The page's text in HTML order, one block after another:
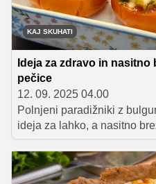
KAJ SKUHATI
Ideja za zdravo in
pečice
12. 09. 2025 04.00
Polnjeni paradižniki z
ideja za lahko, a nasitno
ga je pripravila Sanja Sirk,
prava izbira v času, ko na
domači paradižniki.